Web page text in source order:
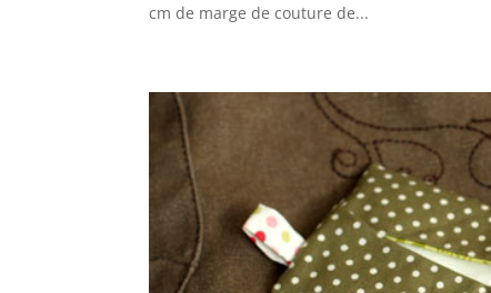
cm de marge de couture de...